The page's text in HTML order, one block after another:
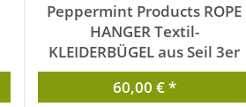
Peppermint Products ROPE
HANGER Textil-
KLEIDERBÜGEL aus Seil 3er
Set Weiss PMP_0035_WH_00
von Peppermint Products
60,00 € *